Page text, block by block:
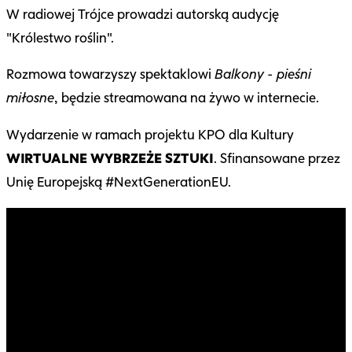
W radiowej Trójce prowadzi autorską audycję
"Królestwo roślin".
Rozmowa towarzyszy spektaklowi Balkony - pieśni
miłosne, będzie streamowana na żywo w internecie.
Wydarzenie w ramach projektu KPO dla Kultury
WIRTUALNE WYBRZEŻE SZTUKI. Sfinansowane przez
Unię Europejską #NextGenerationEU.